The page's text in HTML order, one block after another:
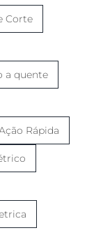
Corte
a quente
Rápida